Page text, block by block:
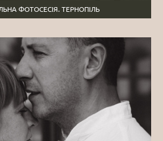
ФОТОСЕСІЯ. ТЕРНОПІЛЬ